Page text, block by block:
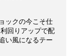
ックの今こそ仕
回りアップで配
い風になるテー